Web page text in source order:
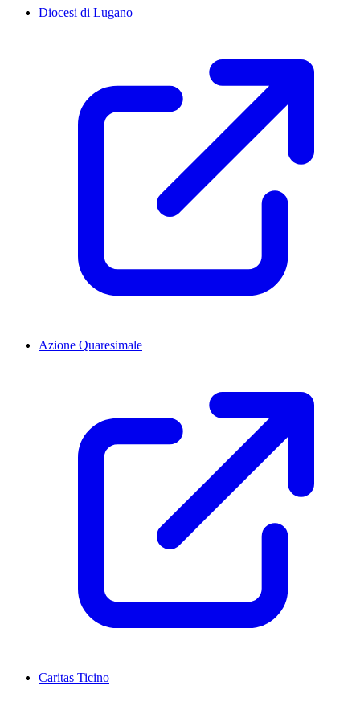
Diocesi di Lugano
Azione Quaresimale
Caritas Ticino